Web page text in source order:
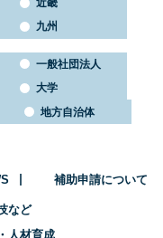
近畿
九州
一般社団法人
大学
地方自治体
補助申請について
など
人材育成